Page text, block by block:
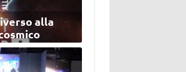
alla